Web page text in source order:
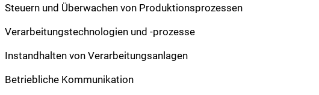
Steuern und Überwachen von Produktionsprozessen
Verarbeitungstechnologien und -prozesse
Instandhalten von Verarbeitungsanlagen
Betriebliche Kommunikation